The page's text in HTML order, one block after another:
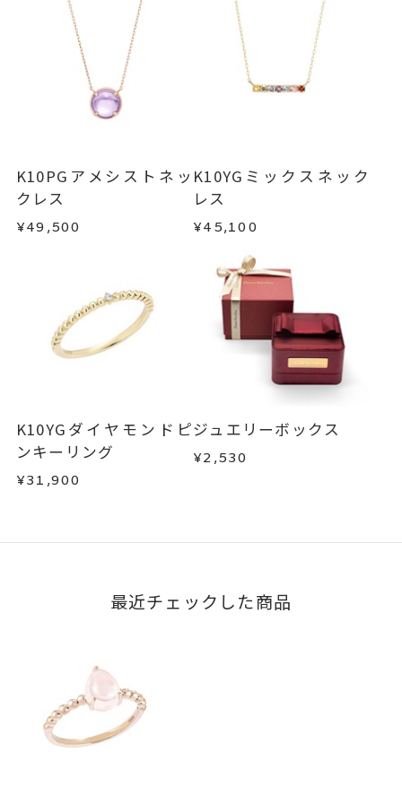
K10PGアメシストネッ
クレス
¥49,500
K10YGミックスネック
レス
¥45,100
K10YGダイヤモンドピ
ンキーリング
¥31,900
ジュエリーボックス
¥2,530
最近チェックした商品